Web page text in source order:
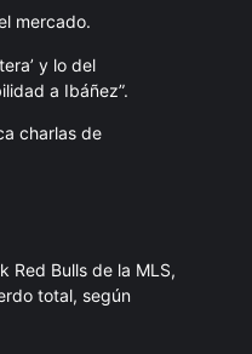
mercado.
y lo del
a Ibáñez”.
charlas de
Red Bulls de la MLS,
total, según